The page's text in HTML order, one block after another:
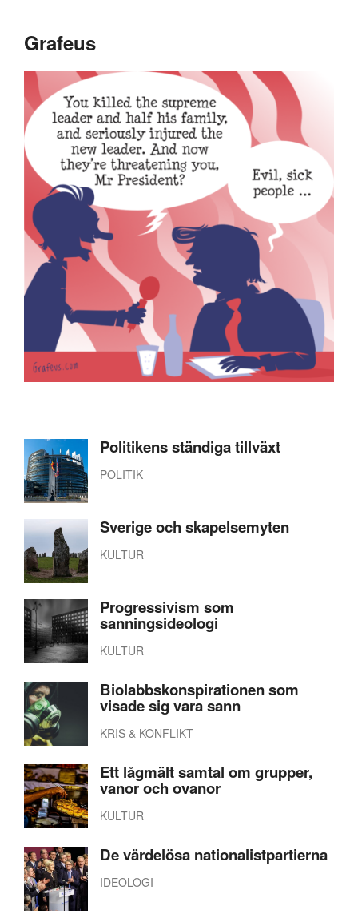
Grafeus
Politikens ständiga tillväxt
POLITIK
Sverige och skapelsemyten
KULTUR
Progressivism som
sanningsideologi
KULTUR
Biolabbskonspirationen som
visade sig vara sann
KRIS & KONFLIKT
Ett lågmält samtal om grupper,
vanor och ovanor
KULTUR
De värdelösa nationalistpartierna
IDEOLOGI